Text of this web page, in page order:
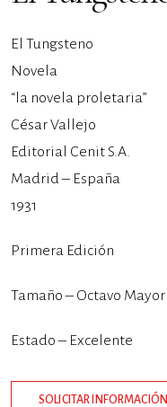
El Tungsteno
Novela
“la novela proletaria”
César Vallejo
Editorial Cenit S.A.
Madrid – España
1931
Primera Edición
Tamaño – Octavo Mayor
Estado – Excelente
SOLICITAR INFORMACIÓN